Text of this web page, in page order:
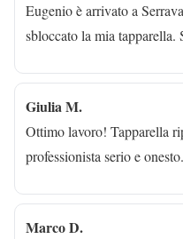
Eugenio è arrivato a
sbloccato la mia
Giulia M.
Ottimo lavoro! Tapparella
professionista serio e onesto.
Marco D.